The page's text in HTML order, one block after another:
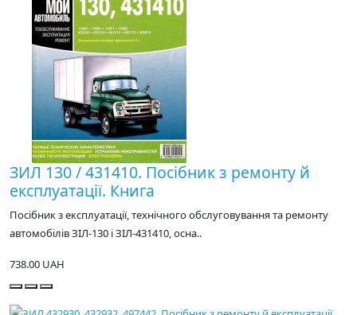
ЗИЛ 130 / 431410. Посібник з ремонту й
експлуатації. Книга
Посібник з експлуатації, технічного обслуговування та ремонту
автомобілів ЗІЛ-130 і ЗІЛ-431410, осна..
738.00 UAH